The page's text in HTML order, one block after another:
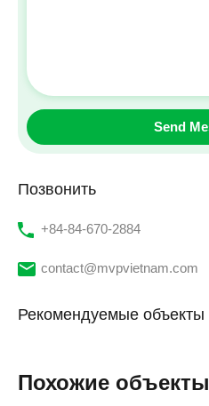
Позвонить
‭+84-84-670-2884‬
contact@mvpvietnam.com
Рекомендуемые объекты
Похожие объекты